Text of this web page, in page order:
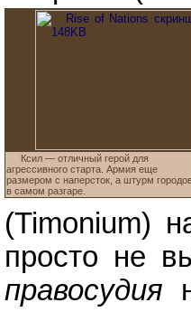
Ксил — отличный герой для
агрессивного старта. Армия еще
размером с наперсток, а штурм
в самом разгаре.
(Timonium)
просто не
правосудия